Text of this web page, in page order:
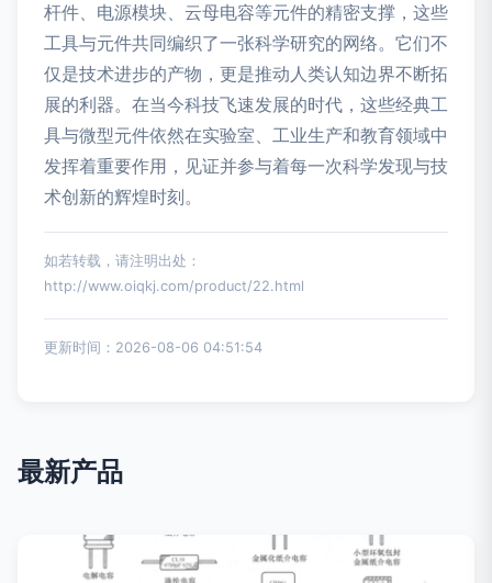
杆件、电源模块、云母电容等元件的精密支撑，这些
工具与元件共同编织了一张科学研究的网络。它们不
仅是技术进步的产物，更是推动人类认知边界不断拓
展的利器。在当今科技飞速发展的时代，这些经典工
具与微型元件依然在实验室、工业生产和教育领域中
发挥着重要作用，见证并参与着每一次科学发现与技
术创新的辉煌时刻。
如若转载，请注明出处：
http://www.oiqkj.com/product/22.html
更新时间：2026-08-06 04:51:54
最新产品